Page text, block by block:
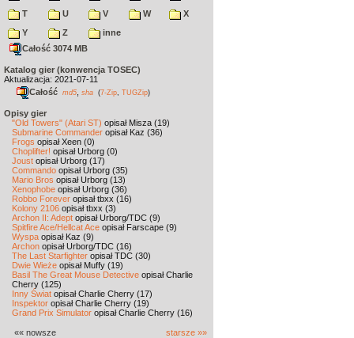
T
U V W
X
Y
Z
inne
Całość 3074 MB
Katalog gier (konwencja TOSEC)
Aktualizacja: 2021-07-11
Całość md5 sha (7-Zip TUGZip)
Opisy gier
"Old Towers" (Atari ST) opisał Misza (19)
Submarine Commander opisał Kaz (36)
Frogs opisał Xeen (0)
Choplifter! opisał Urborg (0)
Joust opisał Urborg (17)
Commando opisał Urborg (35)
Mario Bros opisał Urborg (13)
Xenophobe opisał Urborg (36)
Robbo Forever opisał tbxx (16)
Kolony 2106 opisał tbxx (3)
Archon II: Adept opisał Urborg/TDC (9)
Spitfire Ace/Hellcat Ace opisał Farscape (9)
Wyspa opisał Kaz (9)
Archon opisał Urborg/TDC (16)
The Last Starfighter opisał TDC (30)
Dwie Wieże opisał Muffy (19)
Basil The Great Mouse Detective opisał Charlie
Cherry (125)
Inny Świat opisał Charlie Cherry (17)
Inspektor opisał Charlie Cherry (19)
Grand Prix Simulator opisał Charlie Cherry (16)
«« nowsze starsze »»